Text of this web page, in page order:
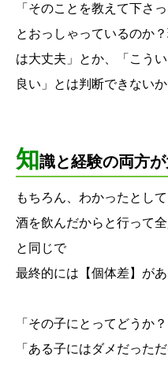
「そのことを教えて下さ
とおっしゃっているのか
は大丈夫」とか、「こう
良い」とは判断できないか
知識と経験の両方が
もちろん、わかったとして
酒を飲んだからと行って
と同じで
最終的には【個体差】があ
「その子にとってどうか？
「ある子にはダメだった